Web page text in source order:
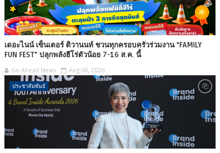
เดอะไนน์ เซ็นเตอร์ ติวานนท์ ชวนทุกครอบครัวร่วมงาน “FAMILY
FUN FEST” ปลุกพลังฮีโร่ตัวน้อย 7-16 ส.ค. นี้
Go Ahead News Aug 06, 2026
ประชาสัมพันธ์